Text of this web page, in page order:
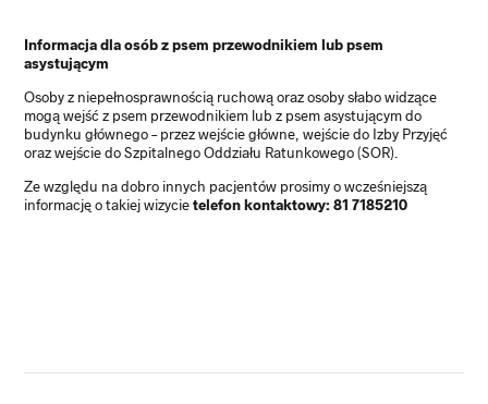
Informacja dla osób z psem przewodnikiem lub psem
asystującym
Osoby z niepełnosprawnością ruchową oraz osoby słabo widzące
mogą wejść z psem przewodnikiem lub z psem asystującym do
budynku głównego – przez wejście główne, wejście do Izby Przyjęć
oraz wejście do Szpitalnego Oddziału Ratunkowego (SOR).
Ze względu na dobro innych pacjentów prosimy o wcześniejszą
informację o takiej wizycietelefon kontaktowy: 81 7185210